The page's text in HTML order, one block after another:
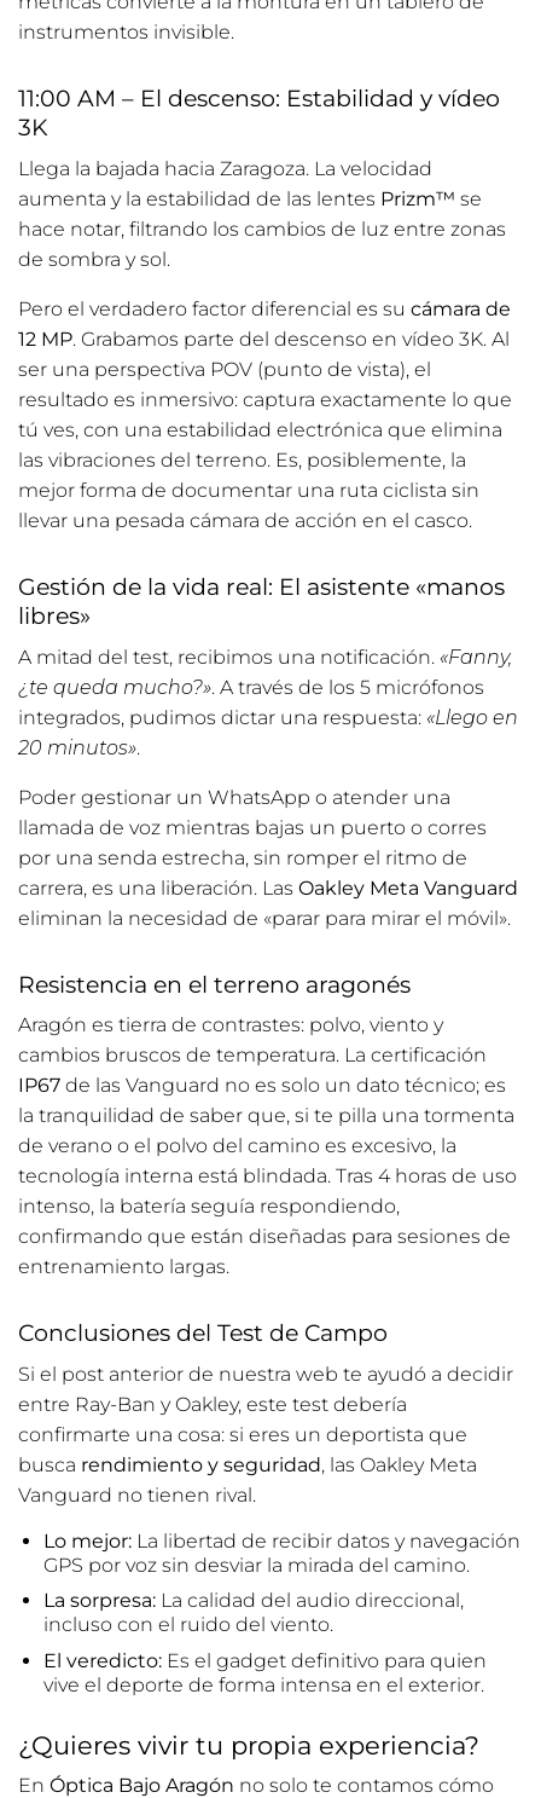
instrumentos invisible.
11:00 AM – El descenso: Estabilidad y vídeo
3K
Llega la bajada hacia Zaragoza. La velocidad
aumenta y la estabilidad de las lentes Prizm™ se
hace notar, filtrando los cambios de luz entre zonas
de sombra y sol.
Pero el verdadero factor diferencial es su cámara de
12 MP. Grabamos parte del descenso en vídeo 3K. Al
ser una perspectiva POV (punto de vista), el
resultado es inmersivo: captura exactamente lo que
tú ves, con una estabilidad electrónica que elimina
las vibraciones del terreno. Es, posiblemente, la
mejor forma de documentar una ruta ciclista sin
llevar una pesada cámara de acción en el casco.
Gestión de la vida real: El asistente «manos
libres»
A mitad del test, recibimos una notificación. «Fanny,
¿te queda mucho?». A través de los 5 micrófonos
integrados, pudimos dictar una respuesta: «Llego en
20 minutos».
Poder gestionar un WhatsApp o atender una
llamada de voz mientras bajas un puerto o corres
por una senda estrecha, sin romper el ritmo de
carrera, es una liberación. Las Oakley Meta Vanguard
eliminan la necesidad de «parar para mirar el móvil».
Resistencia en el terreno aragonés
Aragón es tierra de contrastes: polvo, viento y
cambios bruscos de temperatura. La certificación
IP67 de las Vanguard no es solo un dato técnico; es
la tranquilidad de saber que, si te pilla una tormenta
de verano o el polvo del camino es excesivo, la
tecnología interna está blindada. Tras 4 horas de uso
intenso, la batería seguía respondiendo,
confirmando que están diseñadas para sesiones de
entrenamiento largas.
Conclusiones del Test de Campo
Si el post anterior de nuestra web te ayudó a decidir
entre Ray-Ban y Oakley, este test debería
confirmarte una cosa: si eres un deportista que
busca rendimiento y seguridad, las Oakley Meta
Vanguard no tienen rival.
Lo mejor:La libertad de recibir datos y navegación
GPS por voz sin desviar la mirada del camino.
La sorpresa:La calidad del audio direccional,
incluso con el ruido del viento.
El veredicto:Es el gadget definitivo para quien
vive el deporte de forma intensa en el exterior.
¿Quieres vivir tu propia experiencia?
En Óptica Bajo Aragón no solo te contamos cómo